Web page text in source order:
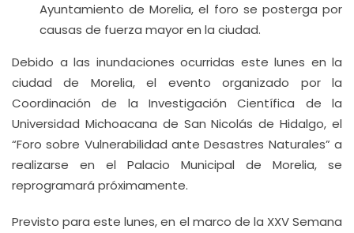
Ayuntamiento de Morelia, el foro se posterga por
causas de fuerza mayor en la ciudad.
Debido a las inundaciones ocurridas este lunes en la
ciudad de Morelia, el evento organizado por la
Coordinación de la Investigación Científica de la
Universidad Michoacana de San Nicolás de Hidalgo, el
“Foro sobre Vulnerabilidad ante Desastres Naturales” a
realizarse en el Palacio Municipal de Morelia, se
reprogramará próximamente.
Previsto para este lunes, en el marco de la XXV Semana